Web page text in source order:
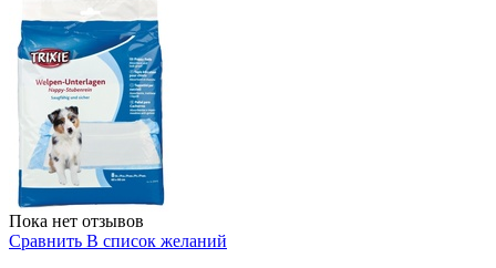
Пока нет отзывов
Сравнить В список желаний